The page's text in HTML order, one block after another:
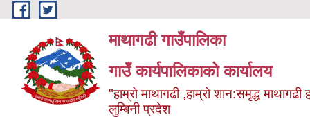
Skip to main content
माथागढी गाउँपालिका
गाउँ कार्यपालिकाको कार्यालय
"हाम्रो माथागढी ,हाम्रो शान:समृद्ध माथागढी
लुम्बिनी प्रदेश